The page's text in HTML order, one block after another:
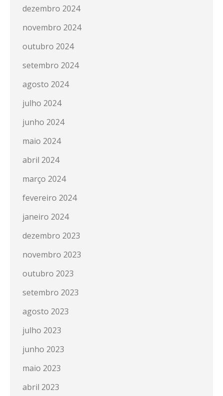
dezembro 2024
novembro 2024
outubro 2024
setembro 2024
agosto 2024
julho 2024
junho 2024
maio 2024
abril 2024
março 2024
fevereiro 2024
janeiro 2024
dezembro 2023
novembro 2023
outubro 2023
setembro 2023
agosto 2023
julho 2023
junho 2023
maio 2023
abril 2023